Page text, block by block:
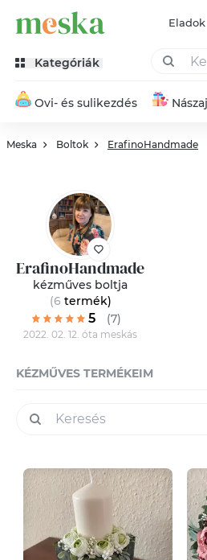
Eladok
Kategóriák
Ovi- és sulikezdés
Meska Boltok ErafinoHandmade
ErafinoHandmade
kézműves boltja
(6 termék)
5 (7)
2022. 02. 12. óta meskás
KÉZMŰVES TERMÉKEIM